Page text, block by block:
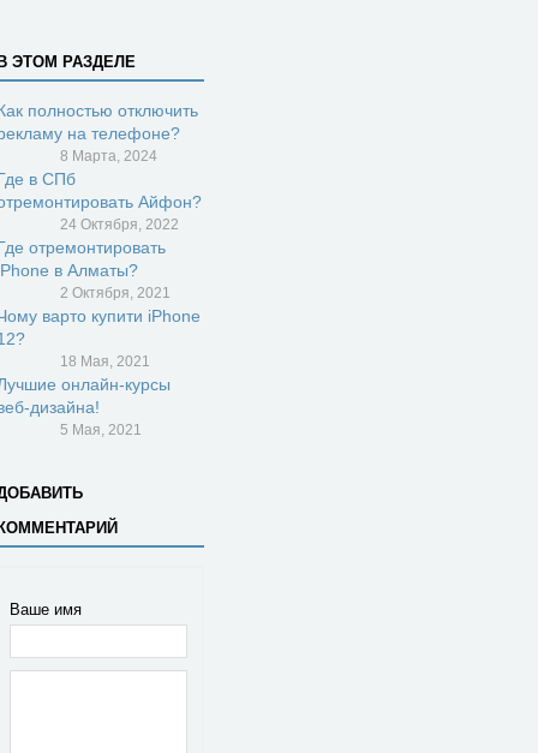
ЭТОМ РАЗДЕЛЕ
полностью отключить
на телефоне?
8 Марта, 2024
в СПб
Айфон?
24 Октября, 2022
отремонтировать
в Алматы?
2 Октября, 2021
варто купити iPhone
18 Мая, 2021
онлайн-курсы
дизайна!
5 Мая, 2021
Ваше имя